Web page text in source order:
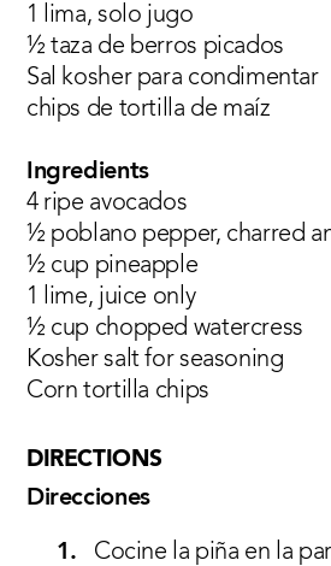
1 lima, solo jugo
½ taza de berros picados
Sal kosher para condimentar
chips de tortilla de maíz
Ingredients
4 ripe avocados
½ poblano pepper, charred
½ cup pineapple
1 lime, juice only
½ cup chopped watercress
Kosher salt for seasoning
Corn tortilla chips
DIRECTIONS
Direcciones
Cocine la piña en la